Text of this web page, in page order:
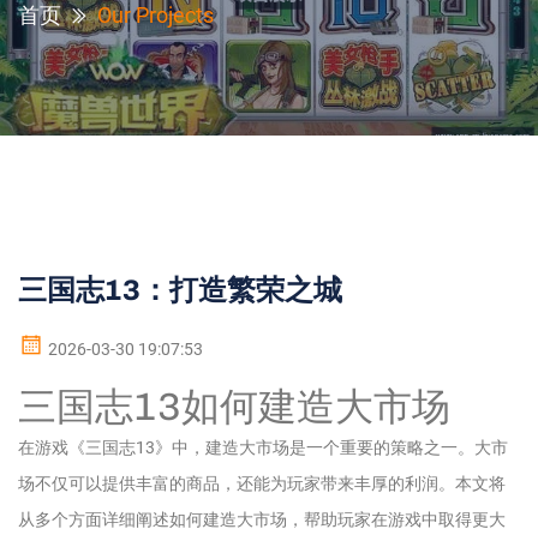
首页 Our Projects
三国志13：打造繁荣之城
2026-03-30 19:07:53
三国志13如何建造大市场
在游戏《三国志13》中，建造大市场是一个重要的策略之一。大市
场不仅可以提供丰富的商品，还能为玩家带来丰厚的利润。本文将
从多个方面详细阐述如何建造大市场，帮助玩家在游戏中取得更大